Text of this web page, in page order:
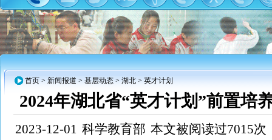
首页 > 新闻报道 > 基层动态 > 湖北 > 英才计划
2024年湖北省“英才计划”前置培
2023-12-01 科学教育部 本文被阅读过7015次